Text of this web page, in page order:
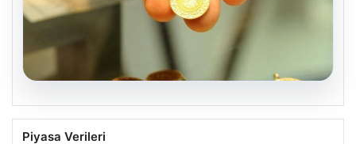
05.08.2026
Altın fiyatları canlı 2 Nisan 2026: Altın
Piyasa Verileri